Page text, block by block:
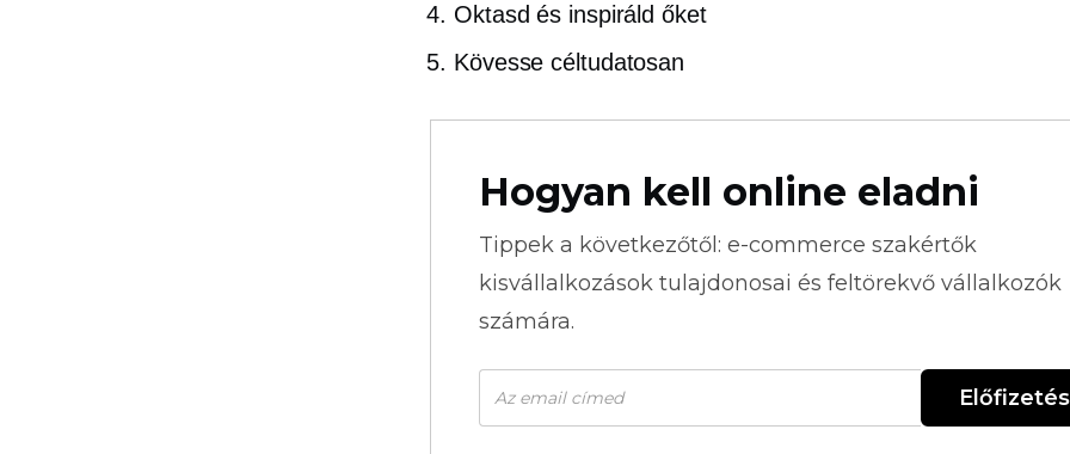
Oktasd és inspiráld őket
Kövesse céltudatosan
Hogyan kell online eladni
Tippek a következőtől: e-commerce szakértők
kisvállalkozások tulajdonosai és feltörekvő vállalkozók
számára.
Előfizetés